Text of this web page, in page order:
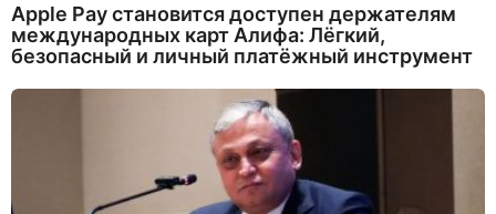
Apple Pay становится доступен держателям
международных карт Алифа: Лёгкий,
безопасный и личный платёжный инструмент